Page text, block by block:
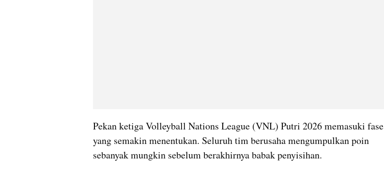
Pekan ketiga Volleyball Nations League (VNL) Putri 2026 memasuki fase
yang semakin menentukan. Seluruh tim berusaha mengumpulkan poin
sebanyak mungkin sebelum berakhirnya babak penyisihan.